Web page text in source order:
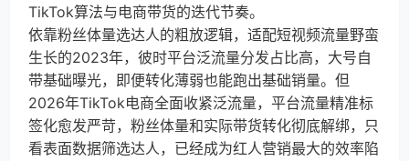
TikTok算法与电商带货的迭代节奏。
依靠粉丝体量选达人的粗放逻辑，适配短视频流量野蛮
生长的2023年，彼时平台泛流量分发占比高，大号自
带基础曝光，即便转化薄弱也能跑出基础销量。但
2026年TikTok电商全面收紧泛流量，平台流量精准标
签化愈发严苛，粉丝体量和实际带货转化彻底解绑，只
看表面数据筛选达人，已经成为红人营销最大的效率陷